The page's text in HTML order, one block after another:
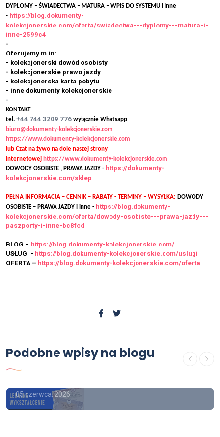
DYPLOMY – ŚWIADECTWA – MATURA – WPIS DO SYSTEMU i inne
- https://blog.dokumenty-
kolekcjonerskie.com/oferta/swiadectwa---dyplomy---matura-i-
inne-2599c4
-
Oferujemy m.in:
- kolekcjonerski dowód osobisty
- kolekcjonerskie prawo jazdy
- kolekcjonerska karta pobytu
- inne dokumenty kolekcjonerskie
-
KONTAKT
tel. +44 744 3209 776 wyłącznie Whatsapp
biuro@dokumenty-kolekcjonerskie.com
https://www.dokumenty-kolekcjonerskie.com
lub Czat na żywo na dole naszej strony
internetowej https://www.dokumenty-kolekcjonerskie.com
DOWODY OSOBISTE , PRAWA JAZDY - https://dokumenty-
kolekcjonerskie.com/sklep
PEŁNA INFORMACJA – CENNIK – RABATY - TERMINY – WYSYŁKA: DOWODY
OSOBISTE – PRAWA JAZDY i inne - https://blog.dokumenty-
kolekcjonerskie.com/oferta/dowody-osobiste---prawa-jazdy---
paszporty-i-inne-bc8fcd
BLOG -
https://blog.dokumenty-kolekcjonerskie.com/
USŁUGI - https://blog.dokumenty-kolekcjonerskie.com/uslugi
OFERTA – https://blog.dokumenty-kolekcjonerskie.com/oferta
Podobne wpisy na blogu
Świadectwo kolekcjonerskie
opinie
05 czerwca, 2026